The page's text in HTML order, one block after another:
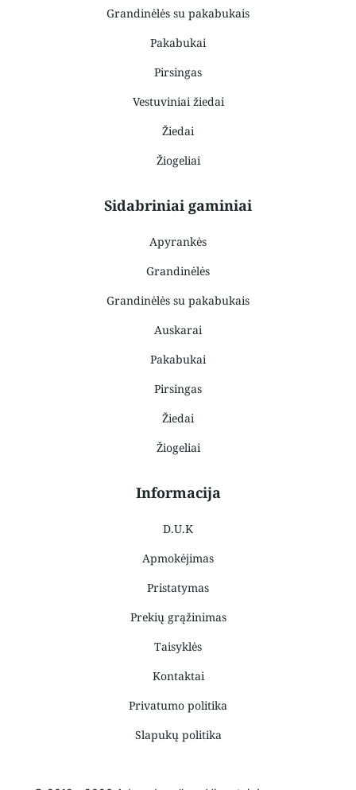
Grandinėlės su pakabukais
Pakabukai
Pirsingas
Vestuviniai žiedai
Žiedai
Žiogeliai
Sidabriniai gaminiai
Apyrankės
Grandinėlės
Grandinėlės su pakabukais
Auskarai
Pakabukai
Pirsingas
Žiedai
Žiogeliai
Informacija
D.U.K
Apmokėjimas
Pristatymas
Prekių grąžinimas
Taisyklės
Kontaktai
Privatumo politika
Slapukų politika